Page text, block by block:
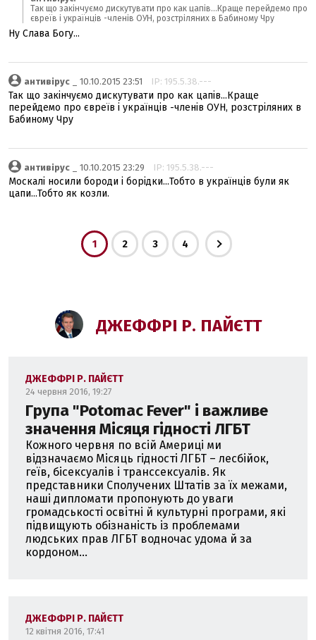
Так що закінчуємо дискутувати про как цапів...Краще перейдемо про
євреїв і українців -членів ОУН, розстріляних в Бабиному Чру
Ну Слава Богу...
антивірус _ 10.10.2015 23:51 IP: 195.5.38.---
Так що закінчуємо дискутувати про как цапів...Краще
перейдемо про євреїв і українців -членів ОУН, розстріляних в
Бабиному Чру
антивірус _ 10.10.2015 23:29 IP: 195.5.38.---
Москалі носили бороди і борідки...Тобто в українців були як
цапи...Тобто як козли.
1 2 3 4
ДЖЕФФРІ Р. ПАЙЄТТ
ДЖЕФФРІ Р. ПАЙЄТТ
24 червня 2016, 19:27
Група "Potomac Fever" і важливе
значення Місяця гідності ЛГБТ
Кожного червня по всій Америці ми
відзначаємо Місяць гідності ЛГБТ – лесбійок,
геїв, бісексуалів і транссексуалів. Як
представники Сполучених Штатів за їх межами,
наші дипломати пропонують до уваги
громадськості освітні й культурні програми, які
підвищують обізнаність із проблемами
людських прав ЛГБТ водночас удома й за
кордоном...
ДЖЕФФРІ Р. ПАЙЄТТ
12 квітня 2016, 17:41